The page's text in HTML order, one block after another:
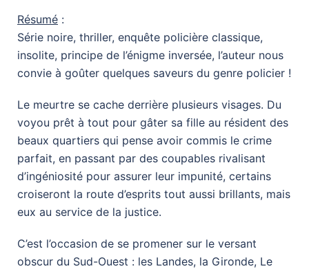
Résumé :
Série noire, thriller, enquête policière classique,
insolite, principe de l’énigme inversée, l’auteur nous
convie à goûter quelques saveurs du genre policier !
Le meurtre se cache derrière plusieurs visages. Du
voyou prêt à tout pour gâter sa fille au résident des
beaux quartiers qui pense avoir commis le crime
parfait, en passant par des coupables rivalisant
d’ingéniosité pour assurer leur impunité, certains
croiseront la route d’esprits tout aussi brillants, mais
eux au service de la justice.
C’est l’occasion de se promener sur le versant
obscur du Sud-Ouest : les Landes, la Gironde, Le